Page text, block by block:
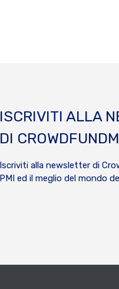
ISCRIVITI ALLA
DI
Iscriviti alla newsletter di
PMI ed il meglio del mondo